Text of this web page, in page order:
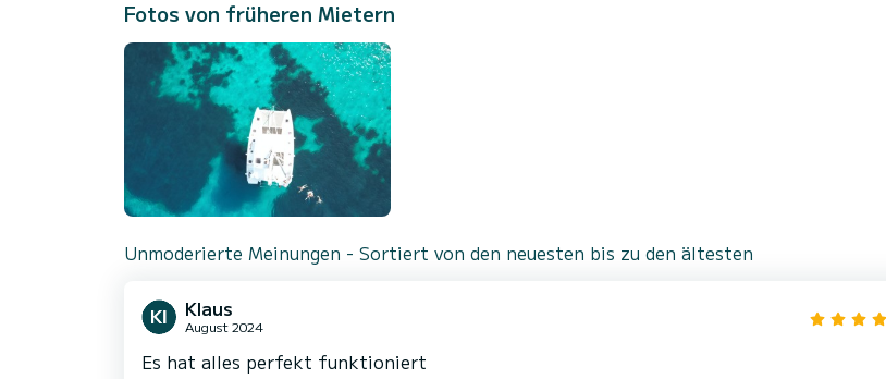
Fotos von früheren Mietern
Unmoderierte Meinungen - Sortiert von den neuesten bis zu den ältesten
Klaus
August 2024
Es hat alles perfekt funktioniert